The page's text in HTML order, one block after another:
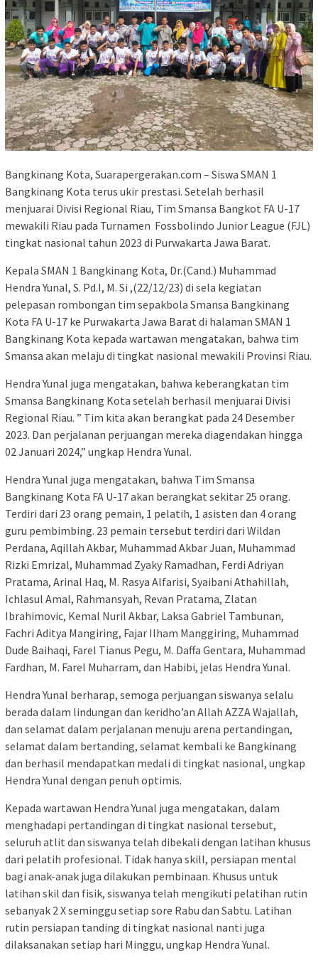
Bangkinang Kota, Suarapergerakan.com – Siswa SMAN 1
Bangkinang Kota terus ukir prestasi. Setelah berhasil
menjuarai Divisi Regional Riau, Tim Smansa Bangkot FA U-17
mewakili Riau pada Turnamen Fossbolindo Junior League (FJL)
tingkat nasional tahun 2023 di Purwakarta Jawa Barat.
Kepala SMAN 1 Bangkinang Kota, Dr.(Cand.) Muhammad
Hendra Yunal, S. Pd.I, M. Si ,(22/12/23) di sela kegiatan
pelepasan rombongan tim sepakbola Smansa Bangkinang
Kota FA U-17 ke Purwakarta Jawa Barat di halaman SMAN 1
Bangkinang Kota kepada wartawan mengatakan, bahwa tim
Smansa akan melaju di tingkat nasional mewakili Provinsi Riau.
Hendra Yunal juga mengatakan, bahwa keberangkatan tim
Smansa Bangkinang Kota setelah berhasil menjuarai Divisi
Regional Riau. ” Tim kita akan berangkat pada 24 Desember
2023. Dan perjalanan perjuangan mereka diagendakan hingga
02 Januari 2024,” ungkap Hendra Yunal.
Hendra Yunal juga mengatakan, bahwa Tim Smansa
Bangkinang Kota FA U-17 akan berangkat sekitar 25 orang.
Terdiri dari 23 orang pemain, 1 pelatih, 1 asisten dan 4 orang
guru pembimbing. 23 pemain tersebut terdiri dari Wildan
Perdana, Aqillah Akbar, Muhammad Akbar Juan, Muhammad
Rizki Emrizal, Muhammad Zyaky Ramadhan, Ferdi Adriyan
Pratama, Arinal Haq, M. Rasya Alfarisi, Syaibani Athahillah,
Ichlasul Amal, Rahmansyah, Revan Pratama, Zlatan
Ibrahimovic, Kemal Nuril Akbar, Laksa Gabriel Tambunan,
Fachri Aditya Mangiring, Fajar Ilham Manggiring, Muhammad
Dude Baihaqi, Farel Tianus Pegu, M. Daffa Gentara, Muhammad
Fardhan, M. Farel Muharram, dan Habibi, jelas Hendra Yunal.
Hendra Yunal berharap, semoga perjuangan siswanya selalu
berada dalam lindungan dan keridho’an Allah AZZA Wajallah,
dan selamat dalam perjalanan menuju arena pertandingan,
selamat dalam bertanding, selamat kembali ke Bangkinang
dan berhasil mendapatkan medali di tingkat nasional, ungkap
Hendra Yunal dengan penuh optimis.
Kepada wartawan Hendra Yunal juga mengatakan, dalam
menghadapi pertandingan di tingkat nasional tersebut,
seluruh atlit dan siswanya telah dibekali dengan latihan khusus
dari pelatih profesional. Tidak hanya skill, persiapan mental
bagi anak-anak juga dilakukan pembinaan. Khusus untuk
latihan skil dan fisik, siswanya telah mengikuti pelatihan rutin
sebanyak 2 X seminggu setiap sore Rabu dan Sabtu. Latihan
rutin persiapan tanding di tingkat nasional nanti juga
dilaksanakan setiap hari Minggu, ungkap Hendra Yunal.